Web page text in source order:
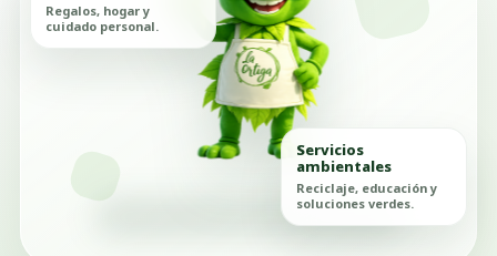
Regalos, hogar y
cuidado personal.
Servicios
ambientales
Reciclaje, educación y
soluciones verdes.